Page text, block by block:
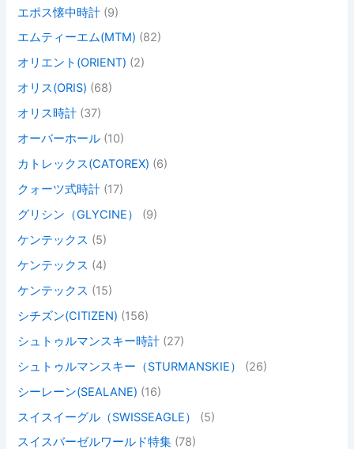
エポス懐中時計 (9)
エムティーエム(MTM) (82)
オリエント(ORIENT) (2)
オリス(ORIS) (68)
オリス時計 (37)
オーバーホール (10)
カトレックス(CATOREX) (6)
クォーツ式時計 (17)
グリシン（GLYCINE）
(9)
ケンテックス (5)
ケンテックス (4)
ケンテックス (15)
シチズン(CITIZEN) (156)
シュトゥルマンスキー時計 (27)
シュトゥルマンスキー（STURMANSKIE）
(26)
シーレーン(SEALANE) (16)
スイスイーグル（SWISSEAGLE）
(5)
スイスバーゼルワールド特集 (78)